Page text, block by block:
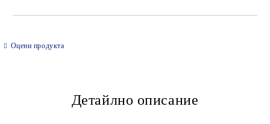
Оцени продукта
Детайлно описание